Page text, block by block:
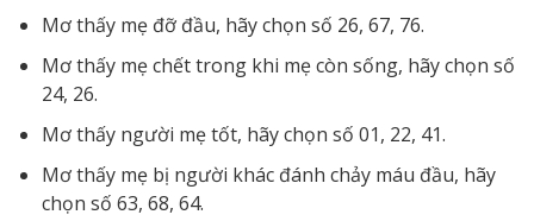
Mơ thấy mẹ đỡ đầu, hãy chọn số 26, 67, 76.
Mơ thấy mẹ chết trong khi mẹ còn sống, hãy chọn số
24, 26.
Mơ thấy người mẹ tốt, hãy chọn số 01, 22, 41.
Mơ thấy mẹ bị người khác đánh chảy máu đầu, hãy
chọn số 63, 68, 64.